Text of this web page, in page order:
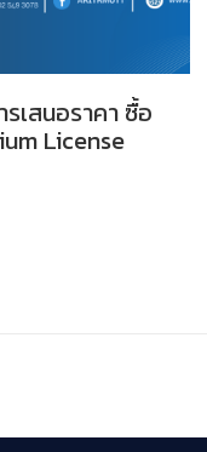
รเสนอราคา ซื้อ
License